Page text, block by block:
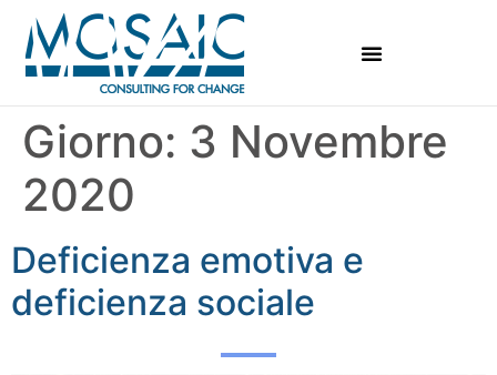
Giorno: 3 Novembre
2020
Deficienza emotiva e
deficienza sociale